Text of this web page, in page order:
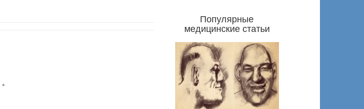
*
Популярные
медицинские статьи